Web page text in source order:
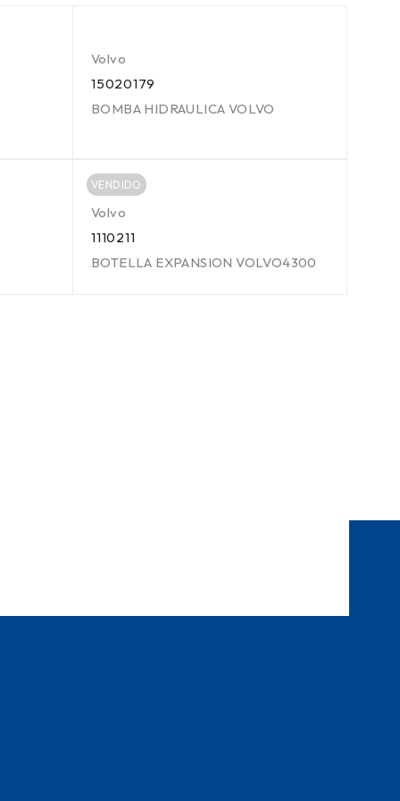
Volvo
15020179
BOMBA HIDRAULICA VOLVO
VENDIDO
Volvo
1110211
BOTELLA EXPANSION VOLVO4300